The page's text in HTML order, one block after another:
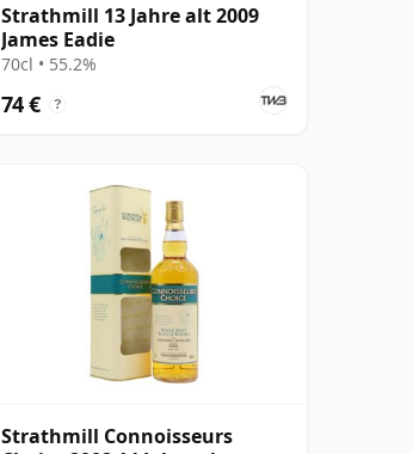
Strathmill 13 Jahre alt 2009
James Eadie
70cl • 55.2%
74 € ?
Strathmill Connoisseurs